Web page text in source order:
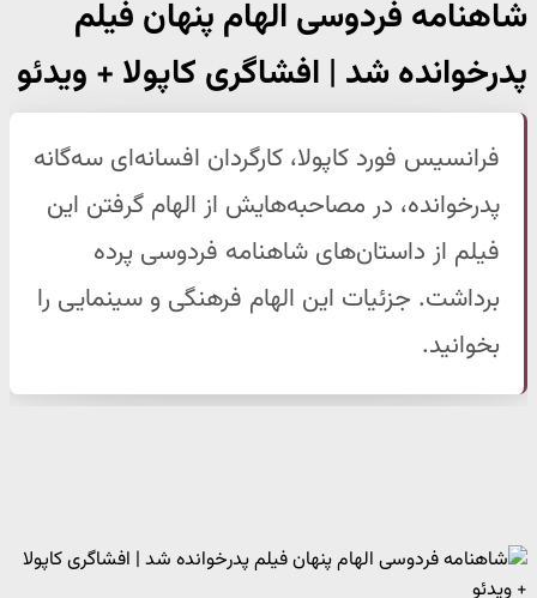
شاهنامه فردوسی الهام پنهان فیلم
پدرخوانده شد | افشاگری کاپولا + ویدئو
فرانسیس فورد کاپولا، کارگردان افسانه‌ای سه‌گانه
پدرخوانده، در مصاحبه‌هایش از الهام گرفتن این
فیلم از داستان‌های شاهنامه فردوسی پرده
برداشت. جزئیات این الهام فرهنگی و سینمایی را
بخوانید.